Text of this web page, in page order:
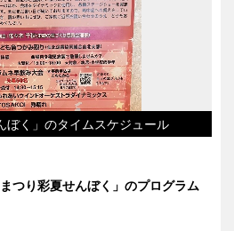
ぼく」のタイムスケジュール
つり彩夏せんぼく」のプログラム